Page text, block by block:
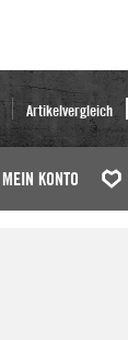
Artikelvergleich
MEIN KONTO